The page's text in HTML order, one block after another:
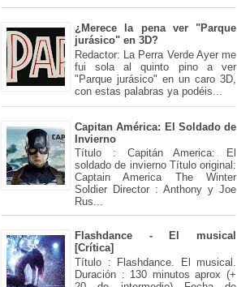
¿Merece la pena ver "Parque
jurásico" en 3D?
Redactor: La Perra Verde Ayer me
fui sola al quinto pino a ver
"Parque jurásico" en un caro 3D,
con estas palabras ya podéis...
Capitan América: El Soldado de
Invierno
Título : Capitán America: El
soldado de invierno Título original:
Captain America The Winter
Soldier Director : Anthony y Joe
Rus...
Flashdance - El musical
[Crítica]
Título : Flashdance. El musical.
Duración : 130 minutos aprox (+